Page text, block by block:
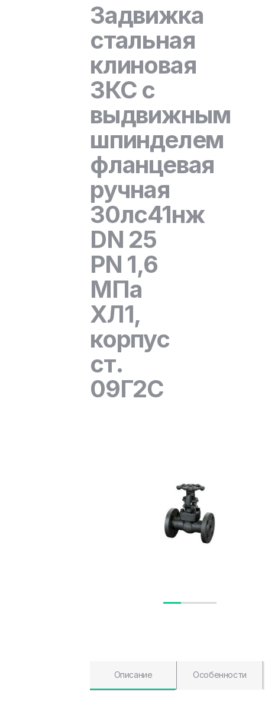
Задвижка
стальная
клиновая
ЗКС с
выдвижным
шпинделем
фланцевая
ручная
30лс41нж
DN 25
PN 1,6
МПа
ХЛ1,
корпус
ст.
09Г2С
Описание Особенности